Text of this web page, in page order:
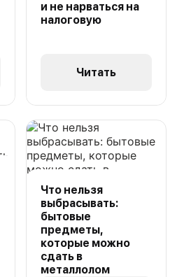
и не нарваться на
налоговую
Читать
Что нельзя
выбрасывать:
бытовые
предметы,
которые можно
сдать в
металлолом